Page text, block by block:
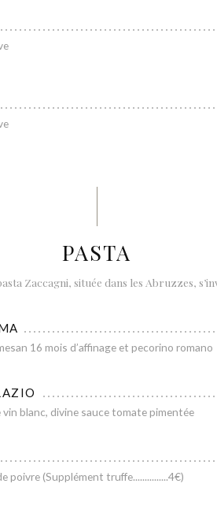
PASTA
Zaccagni, située dans les Abruzzes,
16 mois d’affinage et pecorino romano
blanc, divine sauce tomate pimentée
poivre (Supplément truffe...............4€)